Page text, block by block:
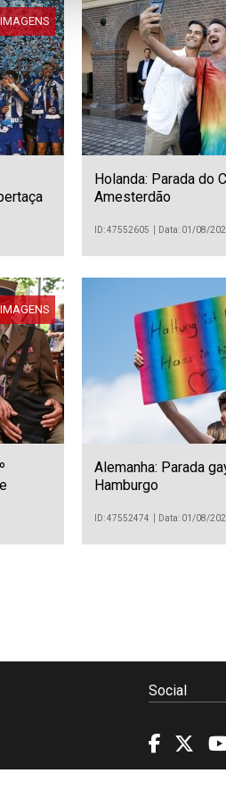
Holanda: Parada do
Amesterdão
ID: 47552605 Data: 01/08/
Alemanha: Parada
Hamburgo
ID: 47552474 Data: 01/08/
Social